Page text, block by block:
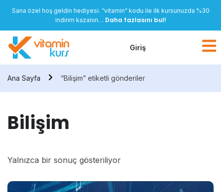
Sana özel hoş geldin hediyesi. “vitamin” kodu ile ilk kursunuzda %30
indirim kazanın… Daha fazlasını bul!
Giriş
Ana Sayfa “Bilişim” etiketli gönderiler
Bilişim
Yalnızca bir sonuç gösteriliyor